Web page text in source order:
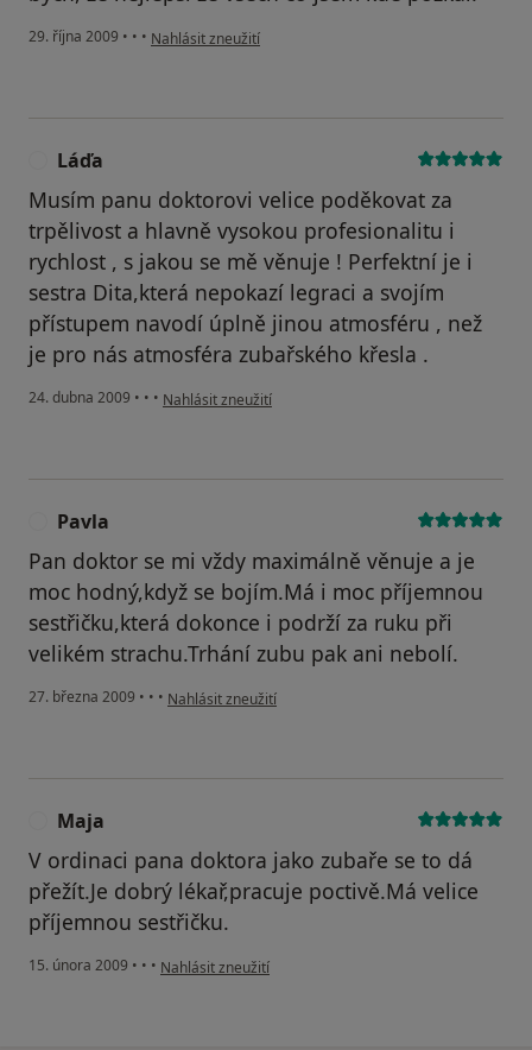
29. října 2009 • • • podle názoru uživatele aaa
Nahlásit zneužití
Láďa
Musím panu doktorovi velice poděkovat za
trpělivost a hlavně vysokou profesionalitu i
rychlost , s jakou se mě věnuje ! Perfektní je i
sestra Dita,která nepokazí legraci a svojím
přístupem navodí úplně jinou atmosféru , než
je pro nás atmosféra zubařského křesla .
24. dubna 2009 • • • podle názoru uživatele Láďa
Nahlásit zneužití
Pavla
Pan doktor se mi vždy maximálně věnuje a je
moc hodný,když se bojím.Má i moc příjemnou
sestřičku,která dokonce i podrží za ruku při
velikém strachu.Trhání zubu pak ani nebolí.
27. března 2009 • • • podle názoru uživatele Pavla
Nahlásit zneužití
Maja
V ordinaci pana doktora jako zubaře se to dá
přežít.Je dobrý lékař,pracuje poctivě.Má velice
příjemnou sestřičku.
15. února 2009 • • • podle názoru uživatele Maja
Nahlásit zneužití